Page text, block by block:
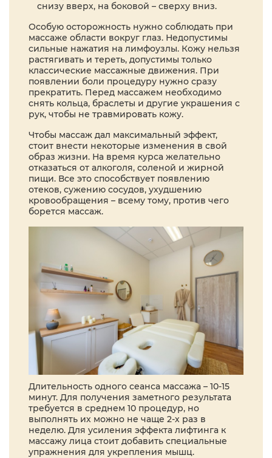
снизу вверх, на боковой – сверху вниз.
Особую осторожность нужно соблюдать при
массаже области вокруг глаз. Недопустимы
сильные нажатия на лимфоузлы. Кожу нельзя
растягивать и тереть, допустимы только
классические массажные движения. При
появлении боли процедуру нужно сразу
прекратить. Перед массажем необходимо
снять кольца, браслеты и другие украшения с
рук, чтобы не травмировать кожу.
Чтобы массаж дал максимальный эффект,
стоит внести некоторые изменения в свой
образ жизни. На время курса желательно
отказаться от алкоголя, соленой и жирной
пищи. Все это способствует появлению
отеков, сужению сосудов, ухудшению
кровообращения – всему тому, против чего
борется массаж.
Длительность одного сеанса массажа – 10-15
минут. Для получения заметного результата
требуется в среднем 10 процедур, но
выполнять их можно не чаще 2-х раз в
неделю. Для усиления эффекта лифтинга к
массажу лица стоит добавить специальные
упражнения для укрепления мышц.